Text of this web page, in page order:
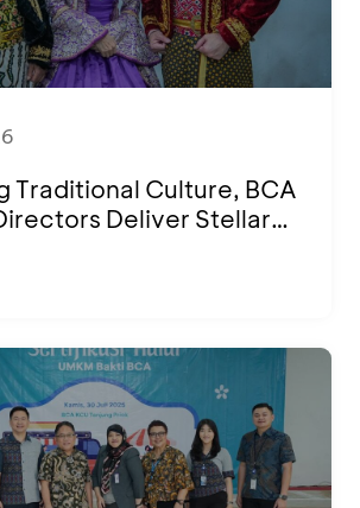
Traditional Culture, BCA
Deliver Stellar